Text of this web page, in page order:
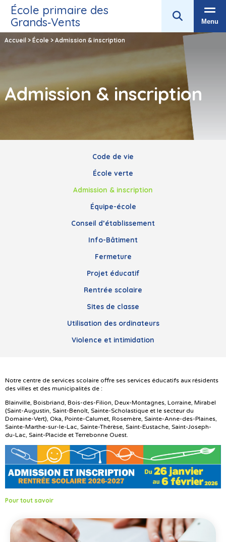
École primaire des
Grands‑Vents
Menu
Accueil > École > Admission & inscription
Admission & inscription
Code de vie
École verte
Admission & inscription
Équipe-école
Conseil d’établissement
Info-Bâtiment
Fermeture
Projet éducatif
Rentrée scolaire
Sites de classe
Utilisation des ordinateurs
Violence et intimidation
Notre centre de services scolaire offre ses services éducatifs aux résidents
des villes et des municipalités de :
Blainville, Boisbriand, Bois-des-Filion, Deux-Montagnes, Lorraine, Mirabel
(Saint-Augustin, Saint-Benoît, Sainte-Scholastique et le secteur du
Domaine-Vert), Oka, Pointe-Calumet, Rosemère, Sainte-Anne-des-Plaines,
Sainte-Marthe-sur-le-Lac, Sainte-Thérèse, Saint-Eustache, Saint-Joseph-
du-Lac, Saint-Placide et Terrebonne Ouest.
Pour tout savoir